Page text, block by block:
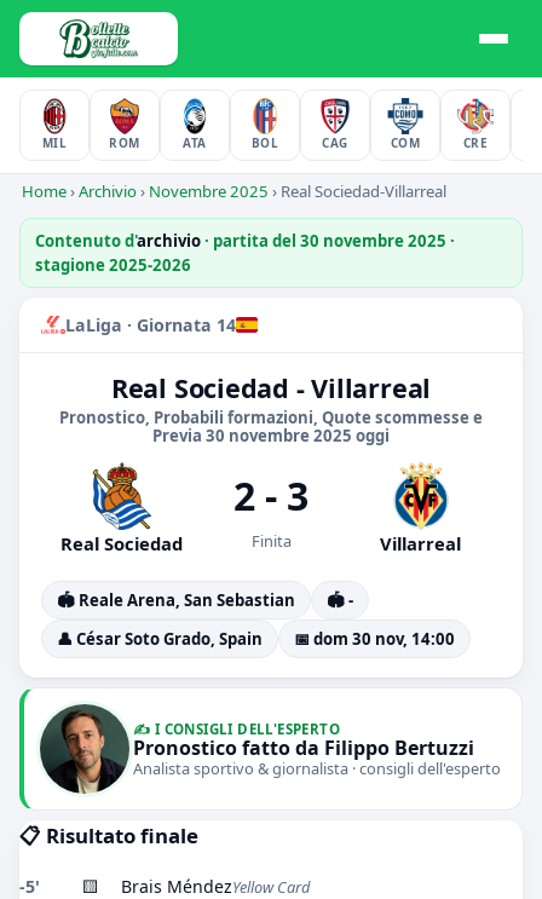
MIL ROM ATA BOL CAG COM CRE
Home›Archivio› Novembre 2025 › Real Sociedad-Villarreal
Contenuto d'archivio· partita del 30 novembre 2025 ·
stagione 2025-2026
LaLiga · Giornata 14
Real Sociedad - Villarreal
Pronostico, Probabili formazioni, Quote scommesse e
Previa 30 novembre 2025 oggi
Real Sociedad
2 - 3
Finita Villarreal
🏟️ Reale Arena, San Sebastian
🏟️ -
👤 César Soto Grado, Spain
📅 dom 30 nov, 14:00
✍️ I CONSIGLI DELL'ESPERTO
Pronostico fatto da Filippo Bertuzzi
Analista sportivo & giornalista · consigli dell'esperto
📋 Risultato finale
-5' 🟨 Brais MéndezYellow Card